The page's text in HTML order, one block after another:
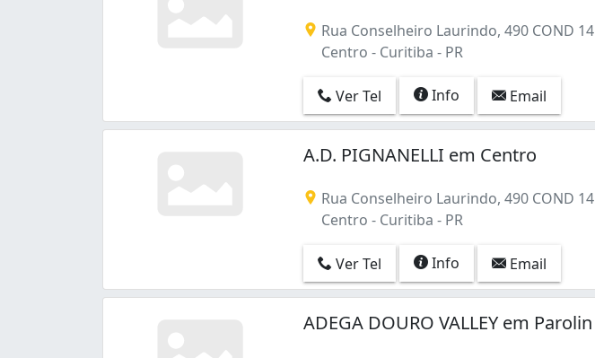
Rua Conselheiro Laurindo, 490 COND 14
Centro - Curitiba - PR
Ver Tel Info Email
A.D. PIGNANELLI em Centro
Rua Conselheiro Laurindo, 490 COND 14
Centro - Curitiba - PR
Ver Tel Info Email
ADEGA DOURO VALLEY em Parolin